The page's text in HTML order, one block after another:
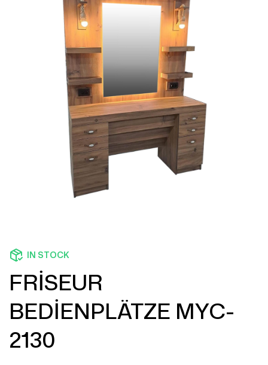
IN STOCK
FRİSEUR
BEDİENPLÄTZE MYC-
2130